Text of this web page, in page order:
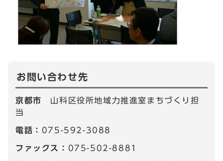
お問い合わせ先
京都市 山科区役所地域力推進室まちづくり担
当
電話： 075-592-3088
ファックス： 075-502-8881